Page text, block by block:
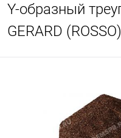
Y-образный
GERARD (ROSSO)